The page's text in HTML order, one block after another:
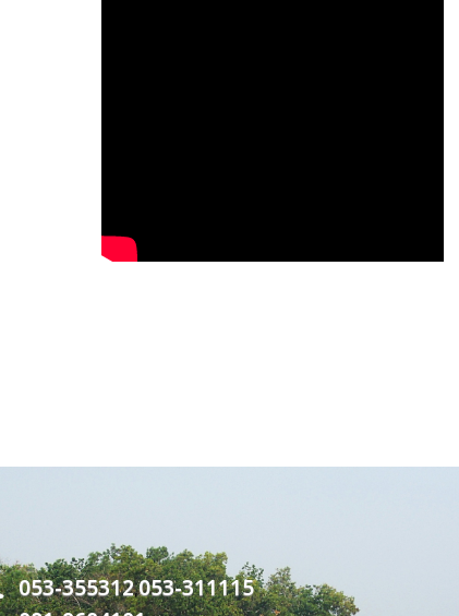
053-355312,053-311115